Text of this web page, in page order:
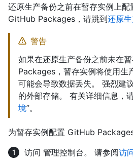
还原生产备份之前在暂存实例上
GitHub Packages，请跳到还原
警告
如果在还原生产备份之前未在
Packages，暂存实例将使用生
可能会导致数据丢失。 强烈建
的外部存储。 有关详细信息，
境”。
为暂存实例配置 GitHub Packages
访问 管理控制台。 请参阅访